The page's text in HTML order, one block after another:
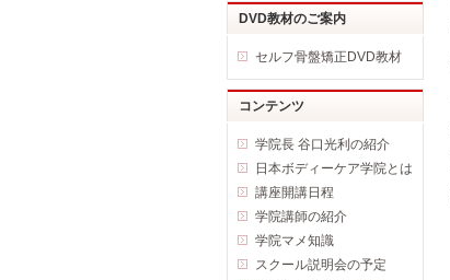
DVD教材のご案内
セルフ骨盤矯正DVD教材
コンテンツ
学院長 谷口光利の紹介
日本ボディーケア学院とは
講座開講日程
学院講師の紹介
学院マメ知識
スクール説明会の予定